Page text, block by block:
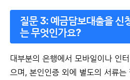
질문 3: 예금담보대출을 신
는 무엇인가요?
대부분의 은행에서 모바일이나 인
으며, 본인인증 외에 별도의 서류는